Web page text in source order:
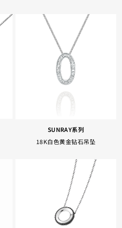
SUNRAY系列
18K白色黄金钻石吊坠